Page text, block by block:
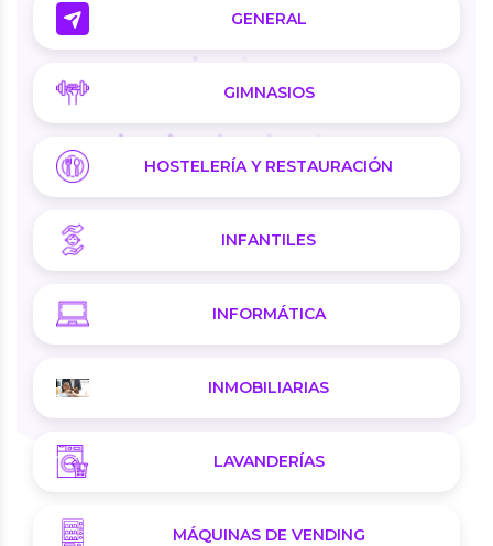
GENERAL
GIMNASIOS
HOSTELERÍA Y RESTAURACIÓN
INFANTILES
INFORMÁTICA
INMOBILIARIAS
LAVANDERÍAS
MÁQUINAS DE VENDING